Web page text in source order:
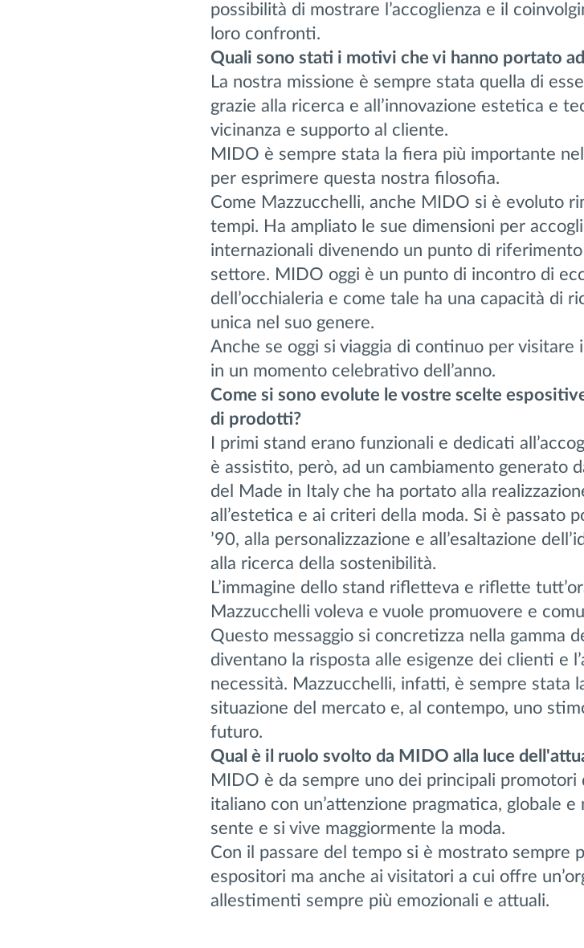
possibilità di mostrare l’accoglienza e il
loro confronti.
Quali sono stati i motivi che vi hanno portato
La nostra missione è sempre stata quella di
grazie alla ricerca e all’innovazione estetica e
vicinanza e supporto al cliente.
MIDO è sempre stata la fiera più importante
per esprimere questa nostra filosofia.
Come Mazzucchelli, anche MIDO si è evoluto
tempi. Ha ampliato le sue dimensioni per
internazionali divenendo un punto di
settore. MIDO oggi è un punto di incontro di
dell’occhialeria e come tale ha una capacità di
unica nel suo genere.
Anche se oggi si viaggia di continuo per
in un momento celebrativo dell’anno.
Come si sono evolute le vostre scelte
di prodotti?
I primi stand erano funzionali e dedicati
è assistito, però, ad un cambiamento generato
del Made in Italy che ha portato alla
all’estetica e ai criteri della moda. Si è passato
’90, alla personalizzazione e all’esaltazione
alla ricerca della sostenibilità.
L’immagine dello stand rifletteva e riflette
Mazzucchelli voleva e vuole promuovere e
Questo messaggio si concretizza nella gamma
diventano la risposta alle esigenze dei clienti e
necessità. Mazzucchelli, infatti, è sempre stata
situazione del mercato e, al contempo, uno
futuro.
Qual è il ruolo svolto da MIDO alla luce
MIDO è da sempre uno dei principali promotori
italiano con un’attenzione pragmatica, globale
sente e si vive maggiormente la moda.
Con il passare del tempo si è mostrato sempre
espositori ma anche ai visitatori a cui offre
allestimenti sempre più emozionali e attuali.